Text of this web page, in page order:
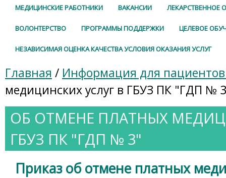
МЕДИЦИНСКИЕ РАБОТНИКИ ВАКАНСИИ ЛЕКАРСТВЕННОЕ
ВОЛОНТЕРСТВО ПРОГРАММЫ ПОДДЕРЖКИ ЦЕЛЕВОЕ
НЕЗАВИСИМАЯ ОЦЕНКА КАЧЕСТВА УСЛОВИЯ ОКАЗАНИЯ УСЛУГ
Главная / Информация для
медицинских услуг в ГБУЗ ПК "ГДП №
ОБ ОТМЕНЕ ПЛАТНЫХ
ГБУЗ ПК "ГДП № 3"
Приказ об отмене платных